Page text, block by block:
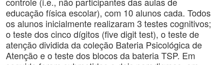
educação física escolar), com 10 alunos cada. Todos
os alunos inicialmente realizaram 3 testes cognitivos;
o teste dos cinco dígitos (five digit test), o teste de
atenção dividida da coleção Bateria Psicológica de
Atenção e o teste dos blocos da bateria TSP. Em